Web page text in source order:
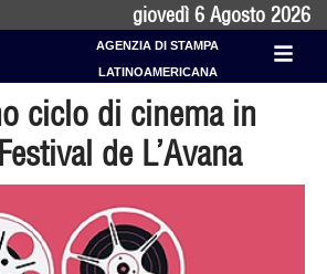
giovedì 6 Agosto 2026
AGENZIA DI STAMPA
LATINOAMERICANA
ciclo di cinema in
de L’Avana